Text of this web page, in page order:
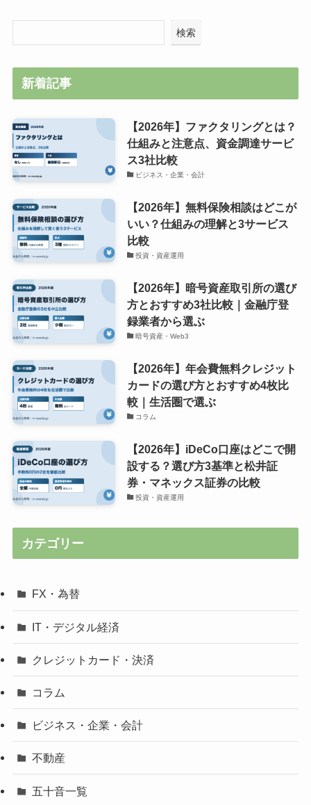
検索
新着記事
【2026年】ファクタリングとは？
仕組みと注意点、資金調達サービ
ス3社比較
ビジネス・企業・会計
【2026年】無料保険相談はどこが
いい？仕組みの理解と3サービス
比較
投資・資産運用
【2026年】暗号資産取引所の選び
方とおすすめ3社比較｜金融庁登
録業者から選ぶ
暗号資産・Web3
【2026年】年会費無料クレジット
カードの選び方とおすすめ4枚比
較｜生活圏で選ぶ
コラム
【2026年】iDeCo口座はどこで開
設する？選び方3基準と松井証
券・マネックス証券の比較
投資・資産運用
カテゴリー
FX・為替
IT・デジタル経済
クレジットカード・決済
コラム
ビジネス・企業・会計
不動産
五十音一覧